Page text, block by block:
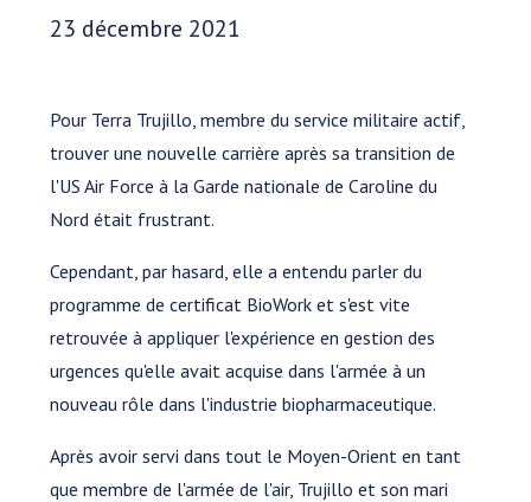
Date publiée:
23 décembre 2021
Pour Terra Trujillo, membre du service militaire actif,
trouver une nouvelle carrière après sa transition de
l'US Air Force à la Garde nationale de Caroline du
Nord était frustrant.
Cependant, par hasard, elle a entendu parler du
programme de certificat BioWork et s'est vite
retrouvée à appliquer l'expérience en gestion des
urgences qu'elle avait acquise dans l'armée à un
nouveau rôle dans l'industrie biopharmaceutique.
Après avoir servi dans tout le Moyen-Orient en tant
que membre de l'armée de l'air, Trujillo et son mari